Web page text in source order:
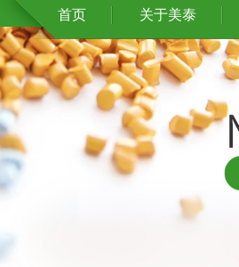
首页 关于美泰